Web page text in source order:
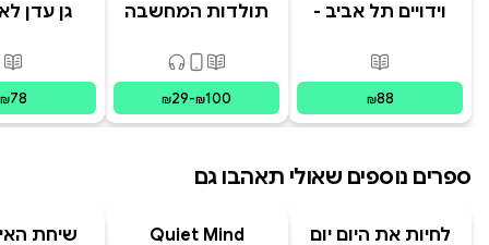
וידויים תל אביב -
פורמטים זמינים
מודפס
₪88
תולדות המחשבה
פורמטים זמינים
מודפס,
₪29-₪100
גן עדן
₪78
ספרים נוספים שאולי תאהבו גם
לחיות את היום יום Quiet Mind
שיחת